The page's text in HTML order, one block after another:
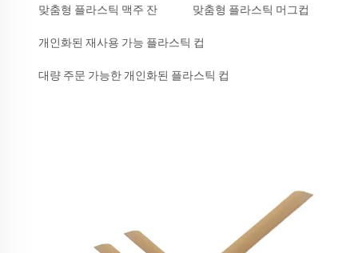
맞춤형 플라스틱 맥주 잔 맞춤형 플라스틱 머그컵
개인화된 재사용 가능 플라스틱 컵
대량 주문 가능한 개인화된 플라스틱 컵